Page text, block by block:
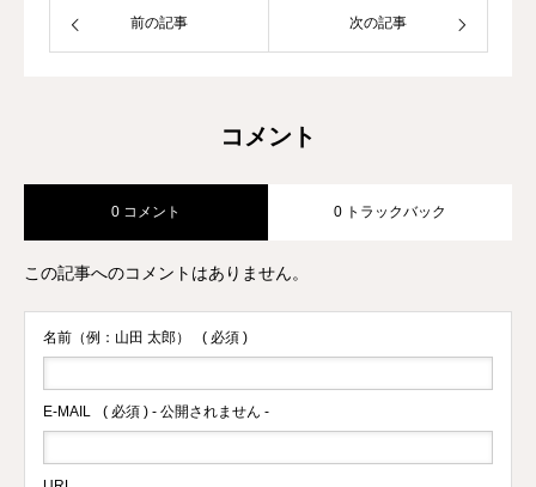
として、ジム運営やトレーナー育成にも
前の記事 次の記事
コメント
0 コメント 0 トラックバック
この記事へのコメントはありません。
名前（例：山田 太郎） ( 必須 )
E-MAIL ( 必須 ) - 公開されません -